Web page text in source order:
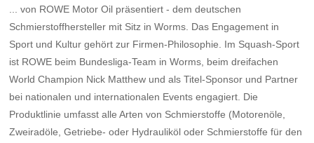
... von ROWE Motor Oil präsentiert - dem deutschen
Schmierstoffhersteller mit Sitz in Worms. Das Engagement in
Sport und Kultur gehört zur Firmen-Philosophie. Im Squash-Sport
ist ROWE beim Bundesliga-Team in Worms, beim dreifachen
World Champion Nick Matthew und als Titel-Sponsor und Partner
bei nationalen und internationalen Events engagiert. Die
Produktlinie umfasst alle Arten von Schmierstoffe (Motorenöle,
Zweiradöle, Getriebe- oder Hydrauliköl oder Schmierstoffe für den